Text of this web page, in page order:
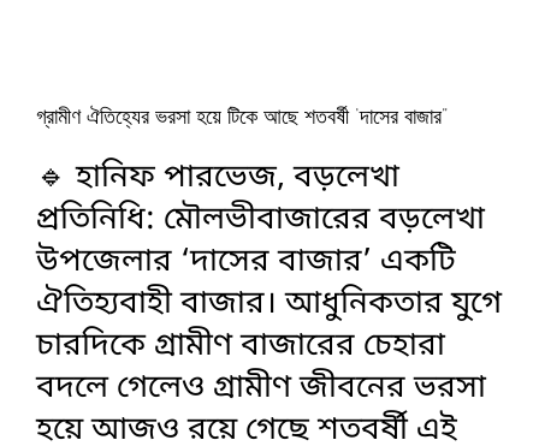
গ্রামীণ ঐতিহ্যের ভরসা হয়ে টিকে আছে শতবর্ষী ‘দাসের বাজার”
🔹 হানিফ পারভেজ, বড়লেখা
প্রতিনিধি: মৌলভীবাজারের বড়লেখা
উপজেলার ‘দাসের বাজার’ একটি
ঐতিহ্যবাহী বাজার। আধুনিকতার যুগে
চারদিকে গ্রামীণ বাজারের চেহারা
বদলে গেলেও গ্রামীণ জীবনের ভরসা
হয়ে আজও রয়ে গেছে শতবর্ষী এই